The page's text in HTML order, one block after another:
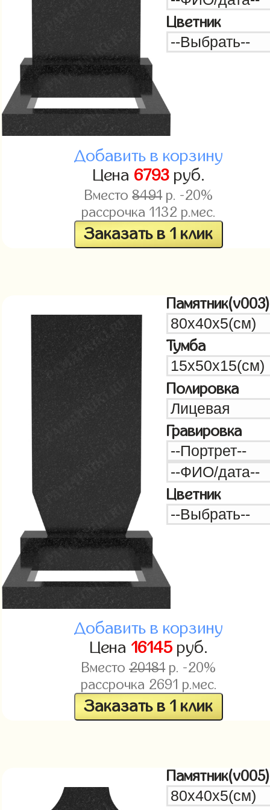
Цветник
Добавить в корзину
Цена 6793руб.
Вместо8491р. -20%
рассрочка 1132 р.мес.
Заказать в 1 клик
Памятник(v003)
Тумба
Полировка
Гравировка
Цветник
Добавить в корзину
Цена 16145руб.
Вместо20181р. -20%
рассрочка 2691 р.мес.
Заказать в 1 клик
Памятник(v005)